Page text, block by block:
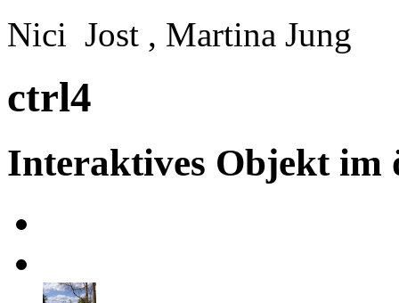
Nici Jost , Martina Jung
ctrl4
Interaktives Objekt im